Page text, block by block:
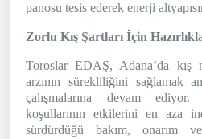
panosu tesis ederek enerji
Zorlu Kış Şartları İçin
Toroslar EDAŞ, Adana’da kış
arzının sürekliliğini sağlamak
çalışmalarına devam
koşullarının etkilerini en aza
sürdürdüğü bakım, onarım